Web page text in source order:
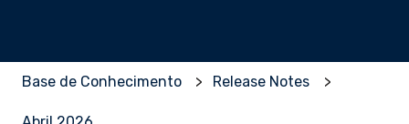
Base de Conhecimento Release Notes